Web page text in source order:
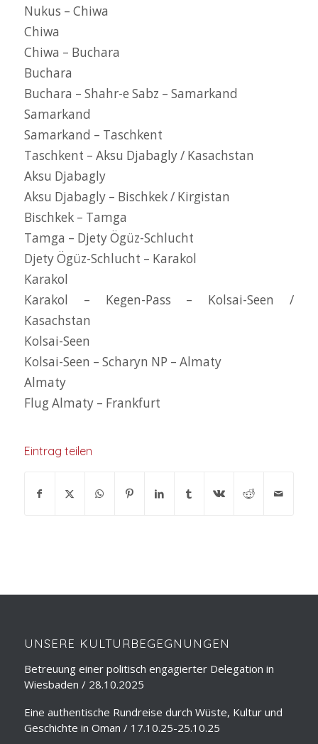
Nukus – Chiwa
Chiwa
Chiwa – Buchara
Buchara
Buchara – Shahr-e Sabz – Samarkand
Samarkand
Samarkand – Taschkent
Taschkent – Aksu Djabagly / Kasachstan
Aksu Djabagly
Aksu Djabagly – Bischkek / Kirgistan
Bischkek – Tamga
Tamga – Djety Ögüz-Schlucht
Djety Ögüz-Schlucht – Karakol
Karakol
Karakol – Kegen-Pass – Kolsai-Seen /
Kasachstan
Kolsai-Seen
Kolsai-Seen – Scharyn NP – Almaty
Almaty
Flug Almaty – Frankfurt
Eintrag teilen
UNSERE KULTURBEGEGNUNGEN
Betreuung einer politisch engagierter Delegation in
Wiesbaden / 28.10.2025
Eine authentische Rundreise durch Wüste, Kultur und
Geschichte in Oman / 17.10.25-25.10.25